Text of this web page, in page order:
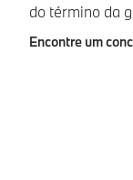
do término da
Encontre um